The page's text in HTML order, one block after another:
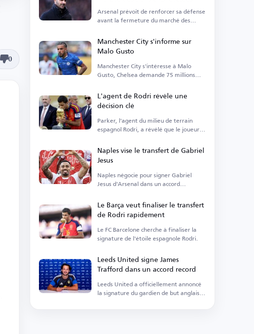
0
Arsenal prévoit de renforcer sa défense
avant la fermeture du marché des
Manchester City s'informe sur
Malo Gusto
Manchester City s'intéresse à Malo
Gusto, Chelsea demande 75 millions
L'agent de Rodri révèle une
décision clé
Parker, l'agent du milieu de terrain
espagnol Rodri, a révélé que le joueur
Naples vise le transfert de Gabriel
Jesus
Naples négocie pour signer Gabriel
Jesus d'Arsenal dans un accord
Le Barça veut finaliser le transfert
de Rodri rapidement
Le FC Barcelone cherche à finaliser la
signature de l'étoile espagnole Rodri.
Leeds United signe James
Trafford dans un accord record
Leeds United a officiellement annoncé
la signature du gardien de but anglais